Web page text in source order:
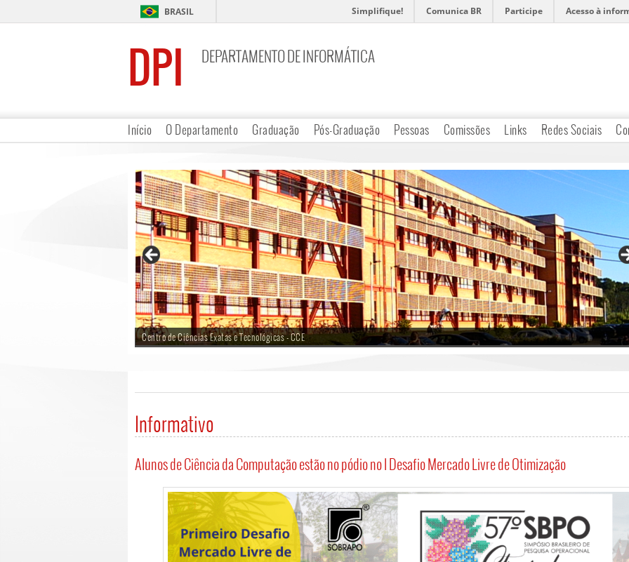
BRASIL Simplifique! Comunica BR Participe Acesso à
DPI DEPARTAMENTO DE INFORMÁTICA
Início O Departamento Graduação Pós-Graduação Pessoas Comissões Links Redes Sociais
Centro de Ciências Exatas e Tecnológicas - CCE
Informativo
Alunos de Ciência da Computação estão no pódio no I Desafio Mercado Livre de Otimização